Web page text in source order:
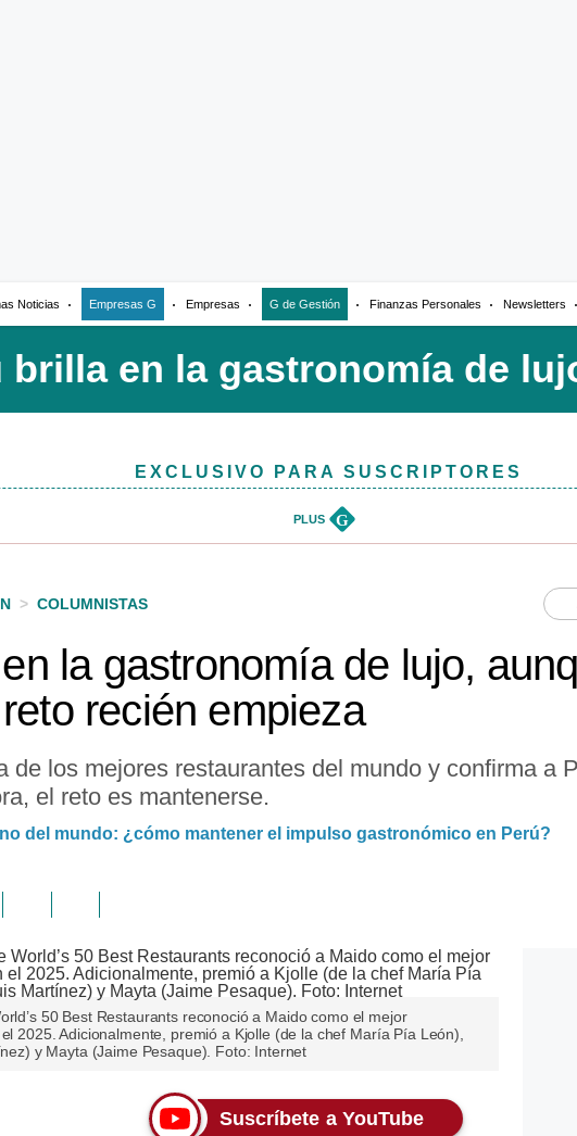
Noticias Empresas G Empresas G de Gestión Finanzas Personales Newsletters
EXCLUSIVO PARA SUSCRIPTORES
PLUS G
> COLUMNISTAS
la gastronomía de lujo,
recién empieza
de los mejores restaurantes del mundo y confirma a
el reto es mantenerse.
del mundo: ¿cómo mantener el impulso gastronómico en Perú?
50 Best Restaurants reconoció a Maido como el mejor
2025. Adicionalmente, premió a Kjolle (de la chef María Pía León),
y Mayta (Jaime Pesaque). Foto: Internet
Suscríbete a YouTube